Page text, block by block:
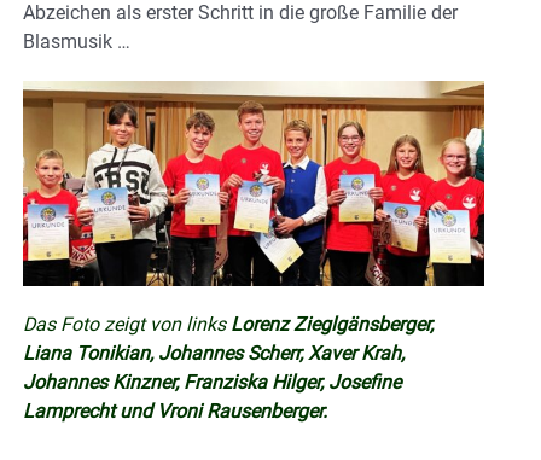
Abzeichen als erster Schritt in die große Familie der
Blasmusik …
Das Foto zeigt von links Lorenz Zieglgänsberger,
Liana Tonikian, Johannes Scherr, Xaver Krah,
Johannes Kinzner, Franziska Hilger, Josefine
Lamprecht und Vroni Rausenberger.